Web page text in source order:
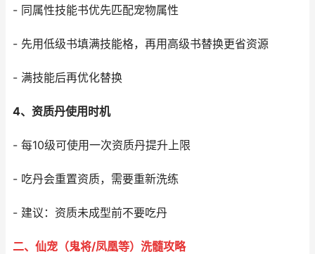
- 同属性技能书优先匹配宠物属性
- 先用低级书填满技能格，再用高级书替换更省资源
- 满技能后再优化替换
4、资质丹使用时机
- 每10级可使用一次资质丹提升上限
- 吃丹会重置资质，需要重新洗练
- 建议：资质未成型前不要吃丹
二、仙宠（鬼将/凤凰等）洗髓攻略